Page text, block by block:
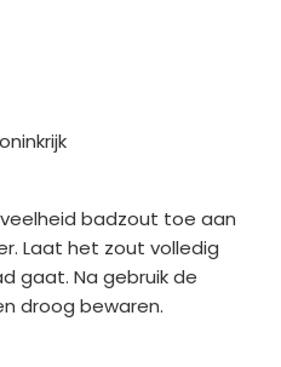
badzout toe aan
Laat het zout volledig
gaat. Na gebruik de
droog bewaren.